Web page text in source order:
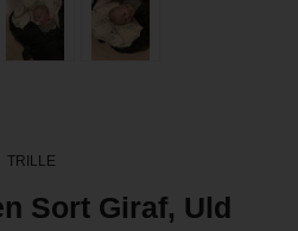
TRILLE
Sort Giraf, Uld